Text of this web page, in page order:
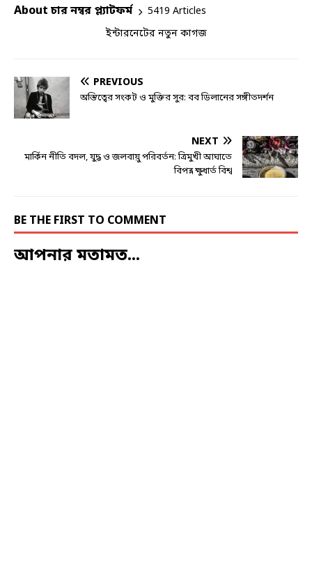
About চার নম্বর প্ল্যাটফর্ম
5419 Articles
ইন্টারনেটের নতুন কাগজ
PREVIOUS
অস্তিত্বের সংকট ও মুক্তির সুর: বব ডিলানের সঙ্গীতদর্শন
NEXT
মার্কিন নীতি বদল, যুদ্ধ ও জলবায়ু পরিবর্তন: ত্রিমুখী আঘাতে
বিপন্ন ক্ষুধার্ত বিশ্ব
BE THE FIRST TO COMMENT
আপনার মতামত...